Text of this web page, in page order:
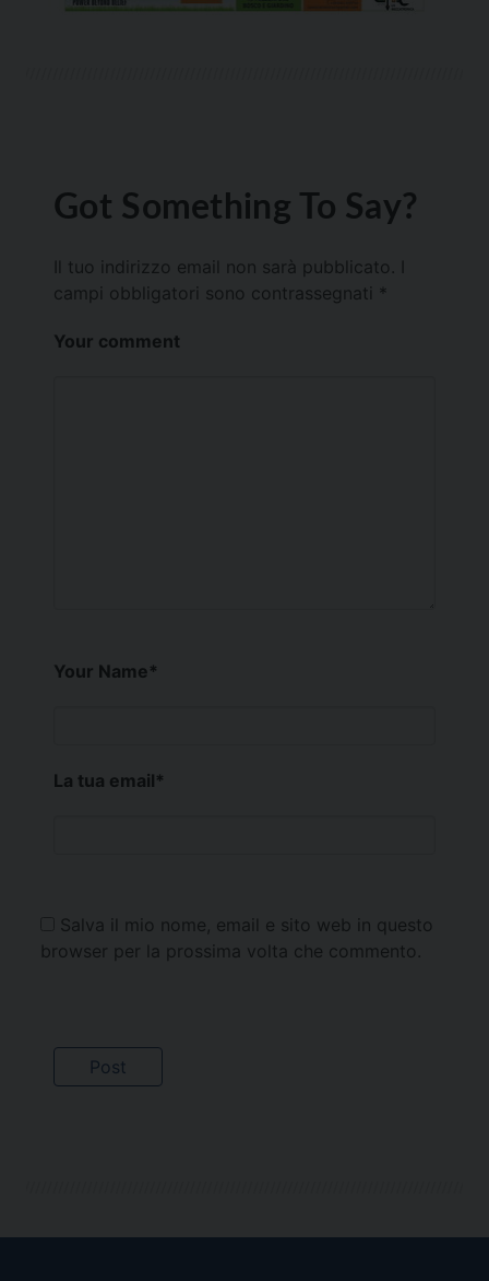
Got Something To Say?
Il tuo indirizzo email non sarà pubblicato.
campi obbligatori sono contrassegnati *
Your comment
Your Name*
La tua email*
Salva il mio nome, email e sito web in questo
browser per la prossima volta che commento.